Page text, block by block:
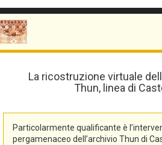
La ricostruzione virtuale
Thun, linea di
Particolarmente qualificante è
pergamenaceo dell’archivio Thun di